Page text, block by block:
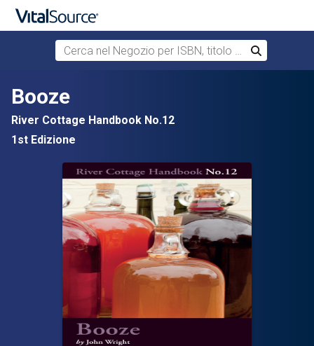
Cerca nel Negozio per ISBN, titolo o autore
Cerca
Booze
River Cottage Handbook No.12
1st Edizione